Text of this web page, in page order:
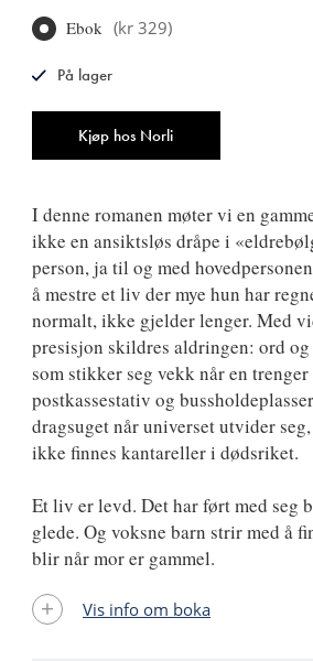
Ebok (kr 329)
Kjøp hos Norli
På lager
I denne romanen møter vi en
ikke en ansiktsløs dråpe i
person, ja til og med
å mestre et liv der mye hun har
normalt, ikke gjelder lenger. Med
presisjon skildres aldringen: ord
som stikker seg vekk når en trenger
postkassestativ og
dragsuget når universet utvider
ikke finnes kantareller i dødsriket.
Et liv er levd. Det har ført med seg
glede. Og voksne barn strir med å
blir når mor er gammel.
Vis info om boka